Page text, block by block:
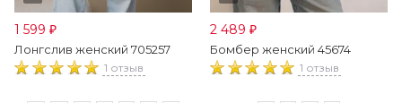
1 599 ₽
Лонгслив женский 705257
1 отзыв
2 489 ₽
Бомбер женский 45674
1 отзыв